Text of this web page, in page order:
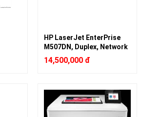
HP LaserJet EnterPrise
M507DN, Duplex, Network
14,500,000 đ